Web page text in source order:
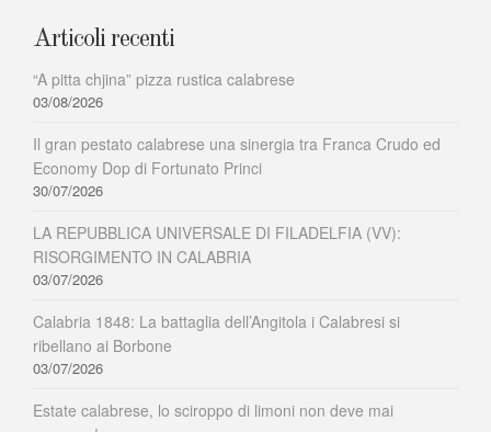
Articoli recenti
“A pitta chjina” pizza rustica calabrese
03/08/2026
Il gran pestato calabrese una sinergia tra Franca Crudo ed
Economy Dop di Fortunato Princi
30/07/2026
LA REPUBBLICA UNIVERSALE DI FILADELFIA (VV):
RISORGIMENTO IN CALABRIA
03/07/2026
Calabria 1848: La battaglia dell’Angitola i Calabresi si
ribellano ai Borbone
03/07/2026
Estate calabrese, lo sciroppo di limoni non deve mai